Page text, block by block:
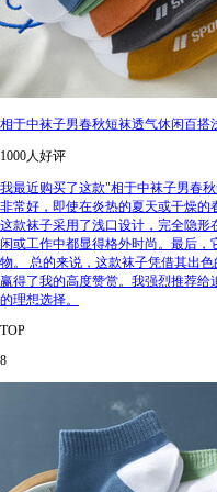
相于中袜子男春秋短袜透气休闲百搭
1000人好评
我最近购买了这款"相于中袜子男春
非常好，即使在炎热的夏天或干燥的
这款袜子采用了浅口设计，完全隐
闲或工作中都显得格外时尚。最后
物。 总的来说，这款袜子凭借其出
赢得了我的高度赞赏。我强烈推荐
的理想选择。
TOP
8